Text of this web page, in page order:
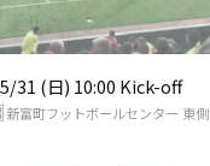
31 (日) 10:00 Kick-off
新富町フットボールセンター 東側